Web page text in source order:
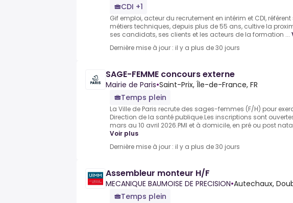
CDI +1
Gif emploi, acteur du recrutement en intérim et CDI, référent
métiers techniques, depuis plus de 55 ans, cultive la
ses candidats, ses clients et les acteurs de la formation ...
Dernière mise à jour : il y a plus de 30 jours
SAGE-FEMME concours externe
Mairie de Paris•Saint-Prix, Île-de-France, FR
Temps plein
La Ville de Paris recrute des sages-femmes (F/H) pour
Direction de la santé publique.Les inscriptions sont
mars au 10 avril 2026.PMI et à domicile, en pré ou post
Voir plus
Dernière mise à jour : il y a plus de 30 jours
Assembleur monteur H/F
MECANIQUE BAUMOISE DE PRECISION•Autechaux,
Temps plein